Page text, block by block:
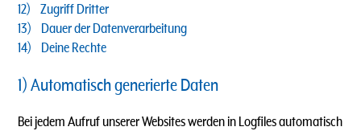
12) Zugriff Dritter
13) Dauer der Datenverarbeitung
14) Deine Rechte
1) Automatisch generierte Daten
Bei jedem Aufruf unserer Websites werden in Logfiles automatisch